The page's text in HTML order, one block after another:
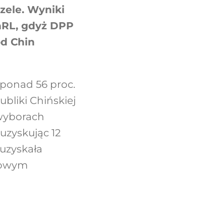
Wyniki
gdyż DPP
Chin
56 proc.
Chińskiej
12